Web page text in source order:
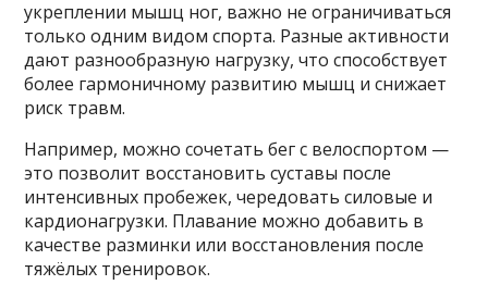
укреплении мышц ног, важно не ограничиваться
только одним видом спорта. Разные активности
дают разнообразную нагрузку, что способствует
более гармоничному развитию мышц и снижает
риск травм.
Например, можно сочетать бег с велоспортом —
это позволит восстановить суставы после
интенсивных пробежек, чередовать силовые и
кардионагрузки. Плавание можно добавить в
качестве разминки или восстановления после
тяжёлых тренировок.